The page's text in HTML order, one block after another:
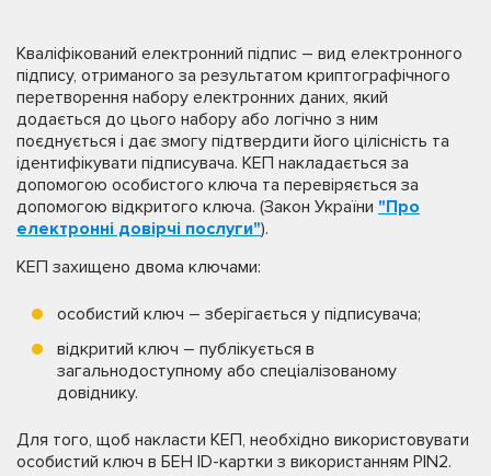
Кваліфікований електронний підпис – вид електронного
підпису, отриманого за результатом криптографічного
перетворення набору електронних даних, який
додається до цього набору або логічно з ним
поєднується і дає змогу підтвердити його цілісність та
ідентифікувати підписувача. КЕП накладається за
допомогою особистого ключа та перевіряється за
допомогою відкритого ключа. (Закон України "Про
електронні довірчі послуги").
КЕП захищено двома ключами:
особистий ключ – зберігається у підписувача;
відкритий ключ – публікується в
загальнодоступному або спеціалізованому
довіднику.
Для того, щоб накласти КЕП, необхідно використовувати
особистий ключ в БЕН ID-картки з використанням PIN2.